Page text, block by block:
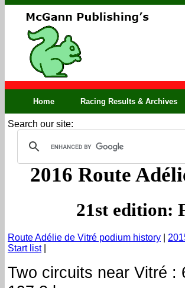
Home Racing Results & Archives
Search our site:
2016 Route
21st edition:
Route Adélie de Vitré podium history
Start list|
Two circuits near Vitré :